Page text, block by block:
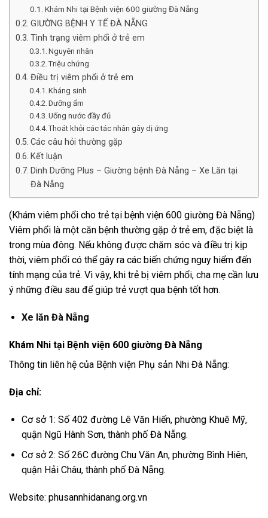
Khám Nhi tại Bệnh viện 600 giường Đà Nẵng
GIƯỜNG BỆNH Y TẾ ĐÀ NẴNG
Tình trạng viêm phổi ở trẻ em
Nguyên nhân
Triệu chứng
Điều trị viêm phổi ở trẻ em
Kháng sinh
Dưỡng ẩm
Uống nước đầy đủ
Thoát khỏi các tác nhân gây dị ứng
Các câu hỏi thường gặp
Kết luận
Dinh Dưỡng Plus – Giường bệnh Đà Nẵng – Xe Lăn tại
Đà Nẵng
(Khám viêm phổi cho trẻ tại bệnh viện 600 giường Đà Nẵng)
Viêm phổi là một căn bệnh thường gặp ở trẻ em, đặc biệt là
trong mùa đông. Nếu không được chăm sóc và điều trị kịp
thời, viêm phổi có thể gây ra các biến chứng nguy hiểm đến
tính mạng của trẻ. Vì vậy, khi trẻ bị viêm phổi, cha mẹ cần lưu
ý những điều sau để giúp trẻ vượt qua bệnh tốt hơn.
Xe lăn Đà Nẵng
Khám Nhi tại Bệnh viện 600 giường Đà Nẵng
Thông tin liên hệ của Bệnh viện Phụ sản Nhi Đà Nẵng:
Địa chỉ:
Cơ sở 1: Số 402 đường Lê Văn Hiến, phường Khuê Mỹ,
quận Ngũ Hành Sơn, thành phố Đà Nẵng.
Cơ sở 2: Số 26C đường Chu Văn An, phường Bình Hiên,
quận Hải Châu, thành phố Đà Nẵng.
Website: phusannhidanang.org.vn